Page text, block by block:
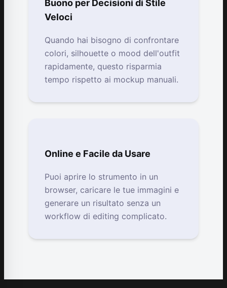
Buono per Decisioni di Stile
Veloci
Quando hai bisogno di confrontare
colori, silhouette o mood dell'outfit
rapidamente, questo risparmia
tempo rispetto ai mockup manuali.
Online e Facile da Usare
Puoi aprire lo strumento in un
browser, caricare le tue immagini e
generare un risultato senza un
workflow di editing complicato.